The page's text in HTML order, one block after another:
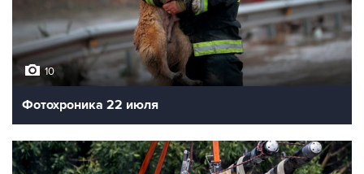
10
Фотохроника 22 июля